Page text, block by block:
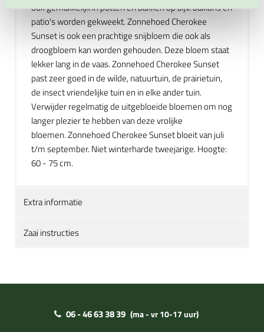
ook gemakkelijk in potten en bakken op bijv. balkons en
patio's worden gekweekt. Zonnehoed Cherokee
Sunset is ook een prachtige snijbloem die ook als
droogbloem kan worden gehouden. Deze bloem staat
lekker lang in de vaas. Zonnehoed Cherokee Sunset
past zeer goed in de wilde, natuurtuin, de prairietuin,
de insect vriendelijke tuin en in elke ander tuin.
Verwijder regelmatig de uitgebloeide bloemen om nog
langer plezier te hebben van deze vrolijke
bloemen. Zonnehoed Cherokee Sunset bloeit van juli
t/m september. Niet winterharde tweejarige. Hoogte:
60 - 75 cm.
Extra informatie
Zaai instructies
06 - 46 63 38 39 (ma - vr 10-17 uur)